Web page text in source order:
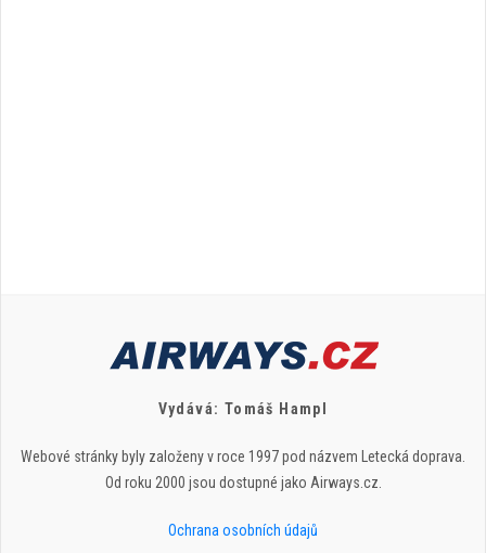
Vydává: Tomáš Hampl
Webové stránky byly založeny v roce 1997 pod názvem Letecká doprava.
Od roku 2000 jsou dostupné jako Airways.cz.
Ochrana osobních údajů